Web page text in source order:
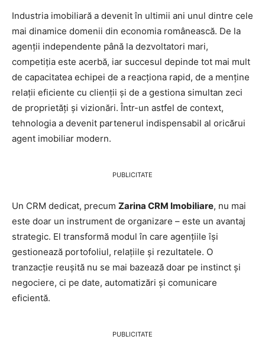
Industria imobiliară a devenit în ultimii ani unul dintre cele
mai dinamice domenii din economia românească. De la
agenții independente până la dezvoltatori mari,
competiția este acerbă, iar succesul depinde tot mai mult
de capacitatea echipei de a reacționa rapid, de a menține
relații eficiente cu clienții și de a gestiona simultan zeci
de proprietăți și vizionări. Într-un astfel de context,
tehnologia a devenit partenerul indispensabil al oricărui
agent imobiliar modern.
PUBLICITATE
Un CRM dedicat, precum Zarina CRM Imobiliare, nu mai
este doar un instrument de organizare – este un avantaj
strategic. El transformă modul în care agențiile își
gestionează portofoliul, relațiile și rezultatele. O
tranzacție reușită nu se mai bazează doar pe instinct și
negociere, ci pe date, automatizări și comunicare
eficientă.
PUBLICITATE